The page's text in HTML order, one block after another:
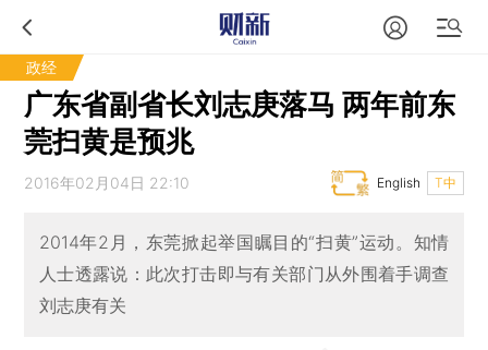
政经
广东省副省长刘志庚落马 两年前东
莞扫黄是预兆
2016年02月04日 22:10 T中
English
2014年2月，东莞掀起举国瞩目的“扫黄”运动。知情
人士透露说：此次打击即与有关部门从外围着手调查
刘志庚有关